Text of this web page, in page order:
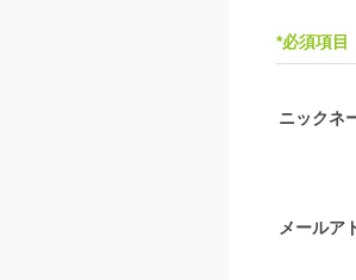
*必須項目
ニックネ
メールア